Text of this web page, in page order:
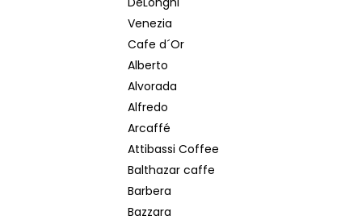
Venezia
Cafe d´Or
Alberto
Alvorada
Alfredo
Arcaffé
Attibassi Coffee
Balthazar caffe
Barbera
Bazzara
CAFFE BORBONE CREMA CLASSICA
ZRNKOVÁ KÁVA 1 KG
376 Kč
Původně:461 Kč